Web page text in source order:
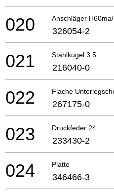
Anschläger
020 326054-2
Stahlkugel 3.5
021 216040-0
Flache
022 267175-0
Druckfeder 24
023 233430-2
Platte
024 346466-3